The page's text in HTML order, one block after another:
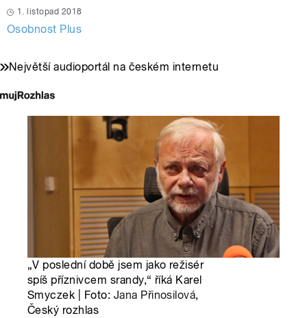
1. listopad 2018
Osobnost Plus
Největší audioportál na českém internetu
„V poslední době jsem jako režisér
spíš příznivcem srandy,“ říká Karel
Smyczek | Foto: Jana Přinosilová,
Český rozhlas